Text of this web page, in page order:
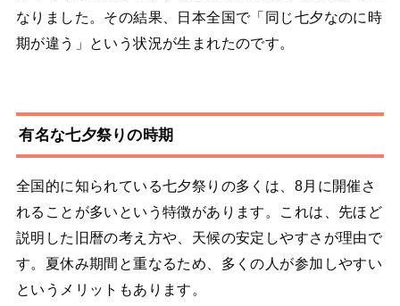
なりました。その結果、日本全国で「同じ七夕なのに時
期が違う」という状況が生まれたのです。
有名な七夕祭りの時期
全国的に知られている七夕祭りの多くは、8月に開催さ
れることが多いという特徴があります。これは、先ほど
説明した旧暦の考え方や、天候の安定しやすさが理由で
す。夏休み期間と重なるため、多くの人が参加しやすい
というメリットもあります。